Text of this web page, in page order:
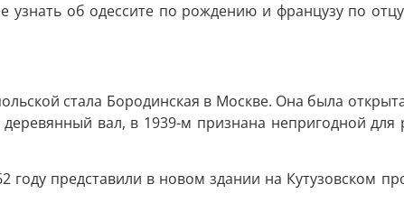
об одессите по рождению и французу по
стала Бородинская в Москве. Она была
вал, в 1939-м признана непригодной для
представили в новом здании на Кутузовском